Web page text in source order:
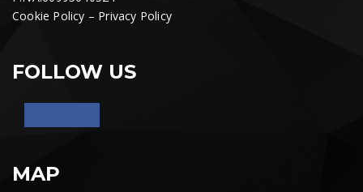
Cookie Policy – Privacy Policy
FOLLOW US
MAP